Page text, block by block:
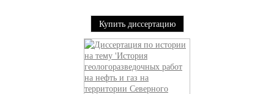
Купить диссертацию